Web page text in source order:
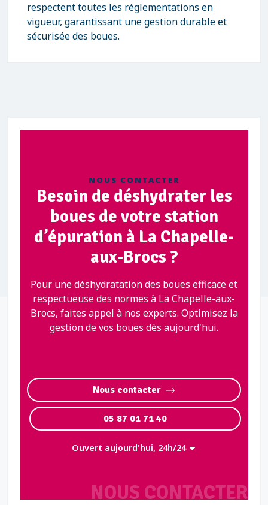
respectent toutes les réglementations en
vigueur, garantissant une gestion durable et
sécurisée des boues.
NOUS CONTACTER
NOUS CONTACTER
Besoin de déshydrater les
boues de votre station
d’épuration à La Chapelle-
aux-Brocs ?
Pour une déshydratation des boues efficace et
respectueuse des normes à La Chapelle-aux-
Brocs, faites appel à nos experts. Optimisez la
gestion de vos boues dès aujourd'hui.
Nous contacter
05 87 01 71 40
Ouvert aujourd'hui, 24h/24